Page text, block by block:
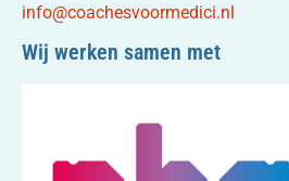
info@coachesvoormedici.nl
Wij werken samen met